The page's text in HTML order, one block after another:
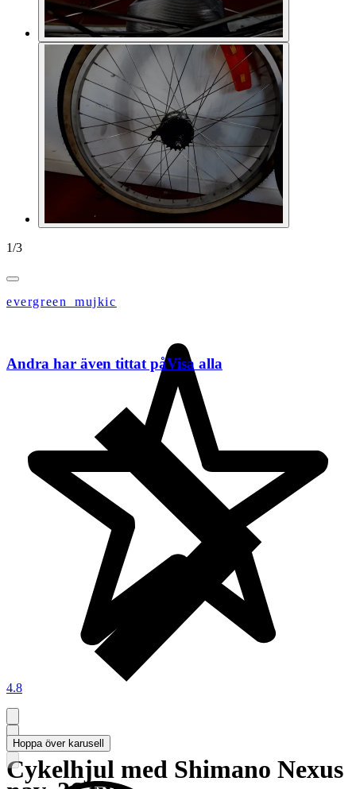
1/3
evergreen_mujkic
4.8
Cykelhjul med Shimano Nexus
Andra har även tittat påVisa alla
Hoppa över karusell